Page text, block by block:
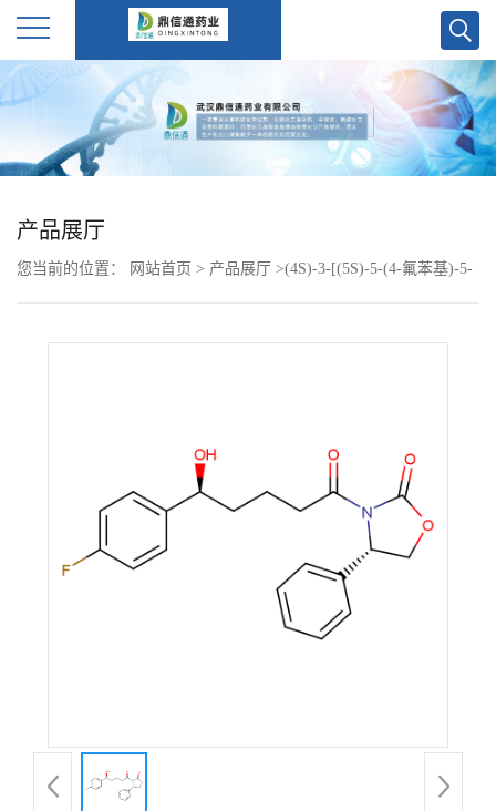
公
产
产品展厅
您当前的位置： 网站首页 > 产品展厅 >(4S)-3-[(5S)-5-(4-氟苯基)-5-